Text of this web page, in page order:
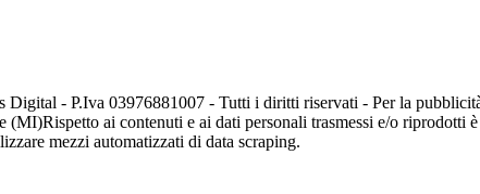
Digital - P.Iva 03976881007 - Tutti i diritti riservati - Per la
(MI)Rispetto ai contenuti e ai dati personali trasmessi e/o riprodotti
mezzi automatizzati di data scraping.